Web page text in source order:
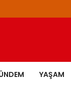
YAŞAM